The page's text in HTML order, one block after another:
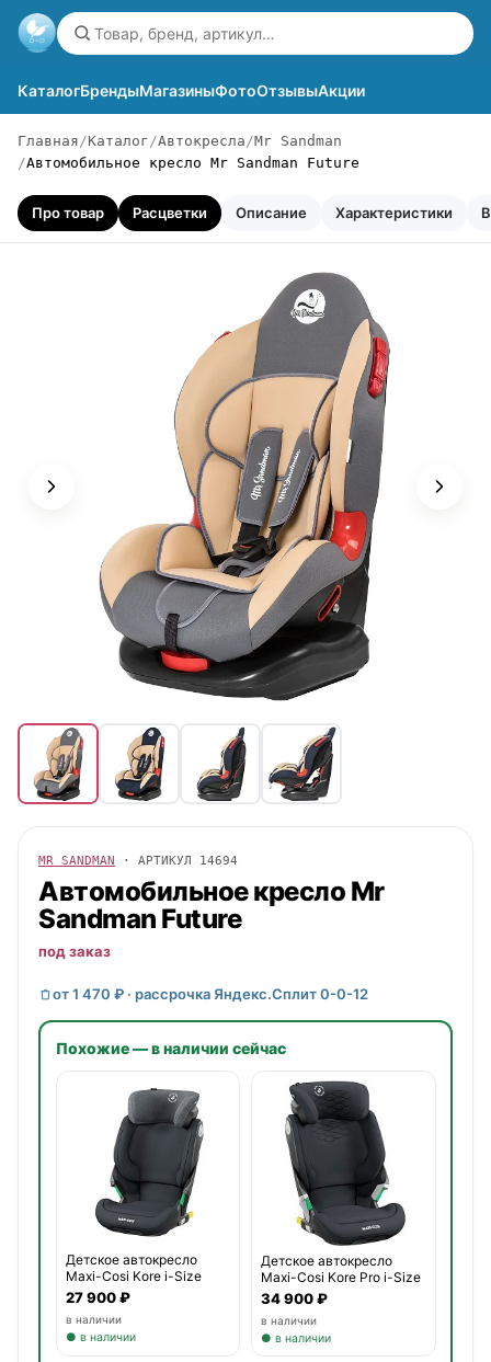
КаталогБрендыМагазиныФотоОтзывыАкции
Главная Каталог Автокресла Mr Sandman
Автомобильное кресло Mr Sandman Future
Про товар Расцветки Описание Характеристики
MR SANDMAN · АРТИКУЛ 14694
Автомобильное кресло Mr
Sandman Future
под заказ
от 1 470 ₽ · рассрочка Яндекс.Сплит 0-0-12
Похожие — в наличии сейчас
Детское автокресло
Maxi-Cosi Kore i-Size
27 900 ₽
в наличии
● в наличии
Детское автокресло
Maxi-Cosi Kore Pro i-Size
34 900 ₽
в наличии
● в наличии